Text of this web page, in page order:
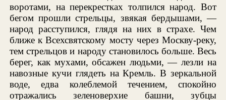
воротами, на перекрестках толпился народ. Вот
бегом прошли стрельцы, звякая бердышами, —
народ расступился, глядя на них в страхе. Чем
ближе к Всехсвятскому мосту через Москву-реку,
тем стрельцов и народу становилось больше. Весь
берег, как мухами, обсажен людьми, — лезли на
навозные кучи глядеть на Кремль. В зеркальной
воде, едва колеблемой течением, спокойно
отражались зеленоверхие башни, зубцы